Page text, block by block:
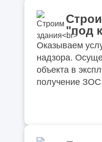
"под
Оказываем
надзора.
объекта в
получение